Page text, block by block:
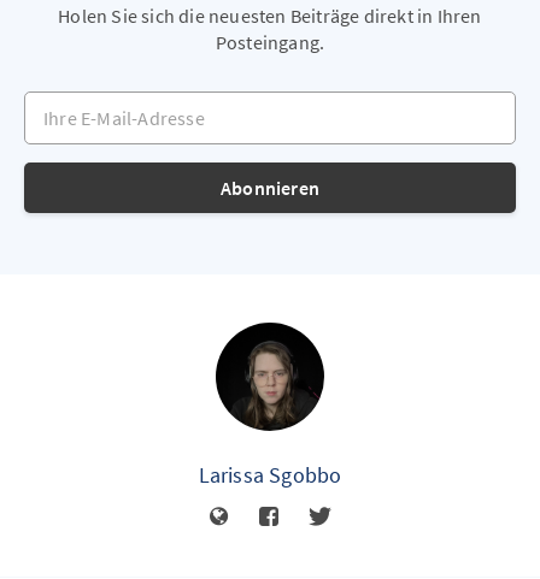
Holen Sie sich die neuesten Beiträge direkt in Ihren
Posteingang.
Ihre E-Mail-Adresse
Abonnieren
Larissa Sgobbo